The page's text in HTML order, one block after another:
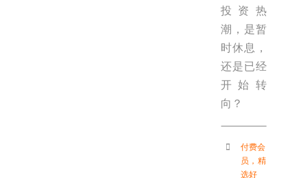
投资热
潮，是暂
时休息，
还是已经
开始转
向？
付费会
员 ， 精
选好